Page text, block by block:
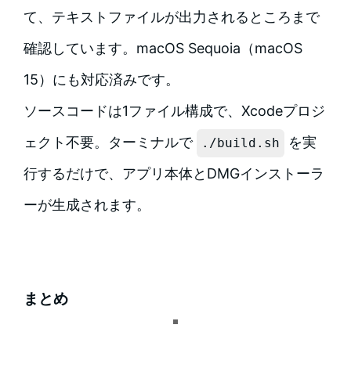
て、テキストファイルが出力されるところまで
確認しています。macOS Sequoia（macOS
15）にも対応済みです。
ソースコードは1ファイル構成で、Xcodeプロジ
ェクト不要。ターミナルで
./build.sh
を実
行するだけで、アプリ本体とDMGインストーラ
ーが生成されます。
まとめ